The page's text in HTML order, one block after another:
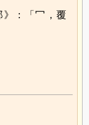
：「冖，覆